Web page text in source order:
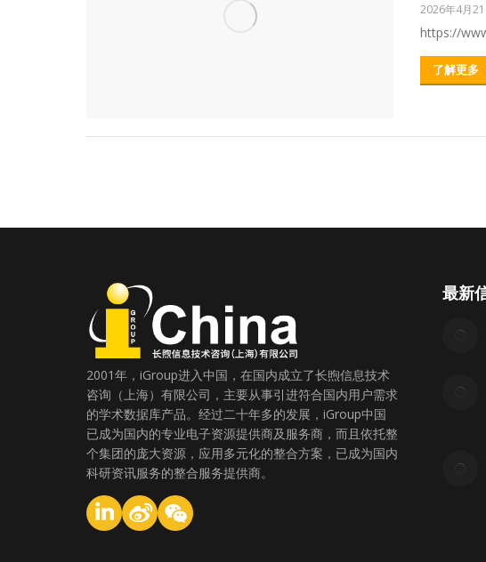
2026年4月21
https://
了解更多
2001年，iGroup进入中国，在国内成立了长煦信息技术
咨询（上海）有限公司，主要从事引进符合国内用户需求
的学术数据库产品。经过二十年多的发展，iGroup中国
已成为国内的专业电子资源提供商及服务商，而且依托整
个集团的庞大资源，应用多元化的整合方案，已成为国内
科研资讯服务的整合服务提供商。
最新